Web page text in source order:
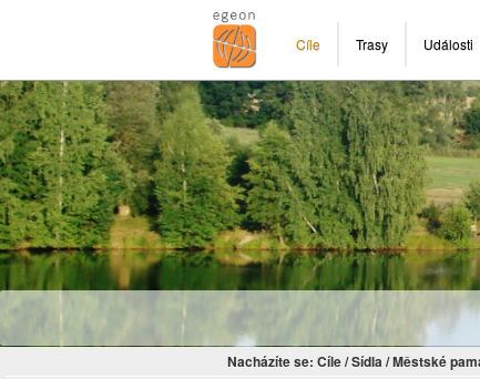
Cíle Trasy Události
Nacházíte se: Cíle/Sídla/Městské